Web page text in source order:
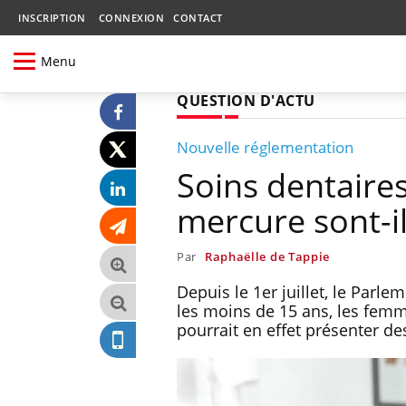
INSCRIPTION CONNEXION CONTACT
Menu
QUESTION D'ACTU
Nouvelle réglementation
Soins
mercure sont-
Par Raphaëlle de Tappie
Depuis le 1er juillet, le
les moins de 15 ans, les
pourrait en effet présenter